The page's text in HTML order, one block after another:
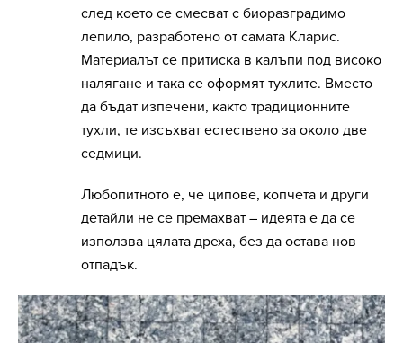
след което се смесват с биоразградимо
лепило, разработено от самата Кларис.
Материалът се притиска в калъпи под високо
налягане и така се оформят тухлите. Вместо
да бъдат изпечени, както традиционните
тухли, те изсъхват естествено за около две
седмици.
Любопитното е, че ципове, копчета и други
детайли не се премахват – идеята е да се
използва цялата дреха, без да остава нов
отпадък.